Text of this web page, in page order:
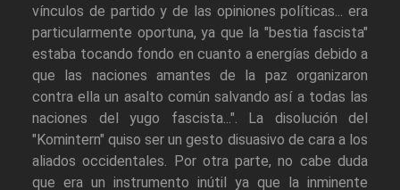
vínculos de partido y de las opiniones políticas... era
particularmente oportuna, ya que la "bestia fascista"
estaba tocando fondo en cuanto a energías debido a
que las naciones amantes de la paz organizaron
contra ella un asalto común salvando así a todas las
naciones del yugo fascista...". La disolución del
"Komintern" quiso ser un gesto disuasivo de cara a los
aliados occidentales. Por otra parte, no cabe duda
que era un instrumento inútil ya que la inminente